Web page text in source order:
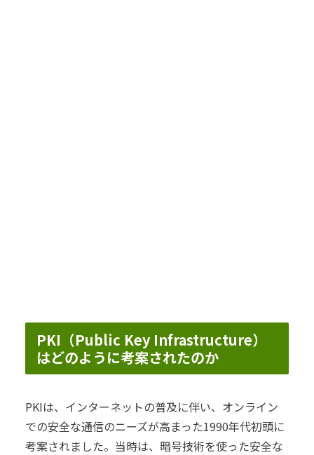
PKI（Public Key Infrastructure）
はどのように考案されたのか
PKIは、インターネットの普及に伴い、オンライン
での安全な通信のニーズが高まった1990年代初頭に
考案されました。当時は、暗号技術を使った安全な